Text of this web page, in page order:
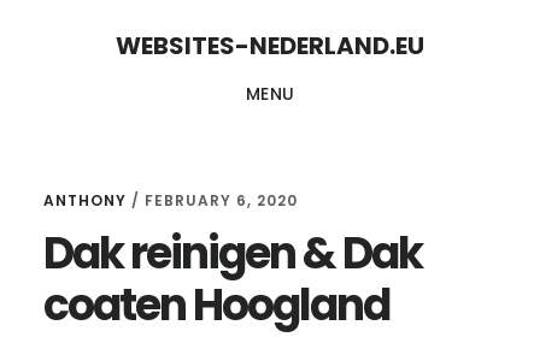
WEBSITES-NEDERLAND.EU
MENU
ANTHONY / FEBRUARY 6, 2020
Dak reinigen & Dak
coaten Hoogland